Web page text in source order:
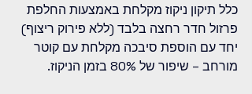
כלל תיקון ניקוז מקלחת באמצעות החלפת
פרזול חדר רחצה בלבד (ללא פירוק ריצוף)
יחד עם הוספת סיבכה מקלחת עם קוטר
מורחב – שיפור של 80% בזמן הניקוז.